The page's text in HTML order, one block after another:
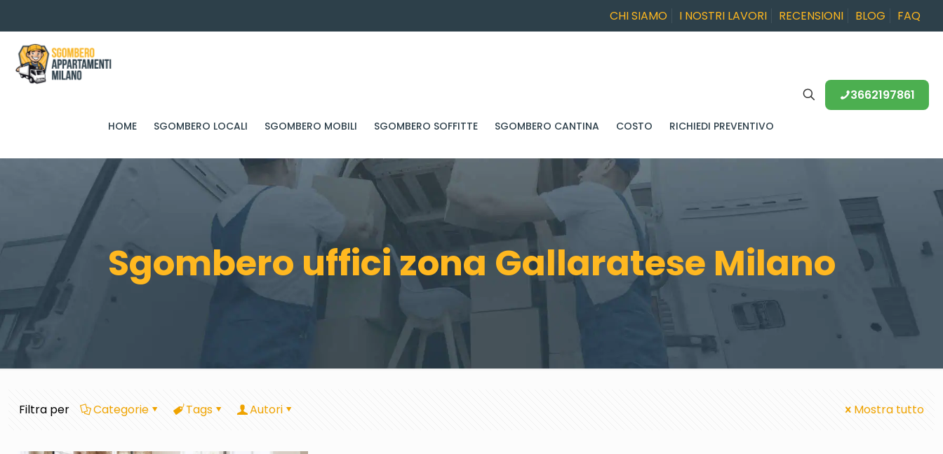
CHI SIAMO I NOSTRI LAVORI RECENSIONI BLOG FAQ
HOME SGOMBERO LOCALI SGOMBERO MOBILI SGOMBERO SOFFITTE SGOMBERO CANTINA COSTO RICHIEDI PREVENTIVO
3662197861
Sgombero uffici zona Gallaratese Milano
Filtra per Categorie Tags Autori Mostra tutto